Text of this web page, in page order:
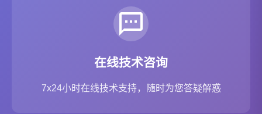
在线技术咨询
7x24小时在线技术支持，随时为您答疑解惑